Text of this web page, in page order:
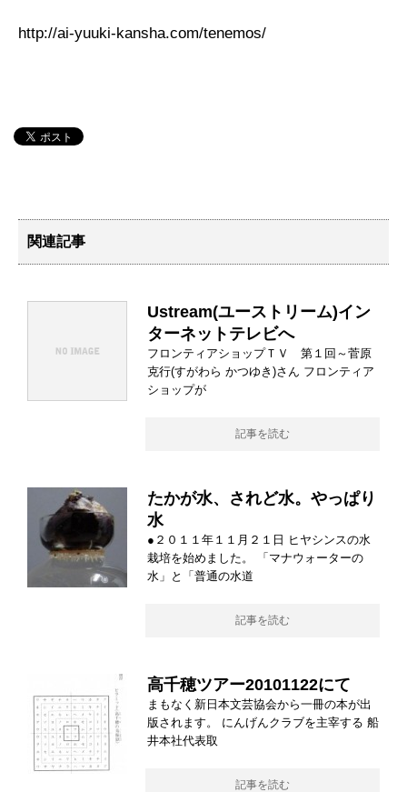
http://ai-yuuki-kansha.com/tenemos/
関連記事
Ustream(ユーストリーム)イン
ターネットテレビへ
フロンティアショップＴＶ 第１回～菅原
克行(すがわら かつゆき)さん フロンティア
ショップが
記事を読む
たかが水、されど水。やっぱり
水
●２０１１年１１月２１日 ヒヤシンスの水
栽培を始めました。 「マナウォーターの
水」と「普通の水道
記事を読む
高千穂ツアー20101122にて
まもなく新日本文芸協会から一冊の本が出
版されます。 にんげんクラブを主宰する 船
井本社代表取
記事を読む